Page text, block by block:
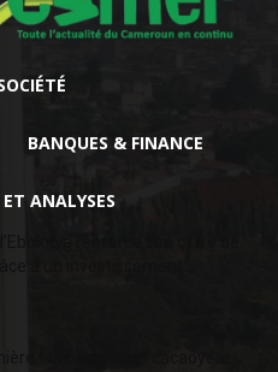
BANQUES & FINANCE
ANALYSES